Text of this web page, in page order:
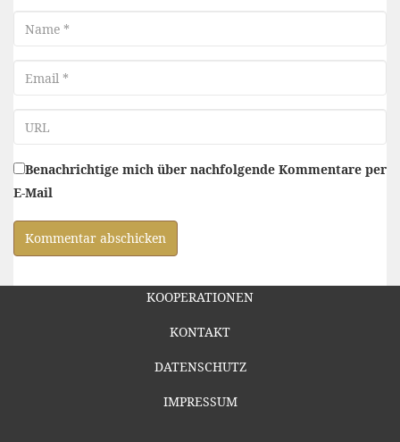
Name
Email
Benachrichtige mich über nachfolgende Kommentare per
E-Mail
KOOPERATIONEN
KONTAKT
DATENSCHUTZ
IMPRESSUM